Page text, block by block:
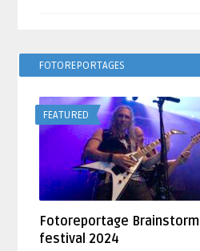
FOTOREPORTAGES
FEATURED
Fotoreportage Brainstorm
festival 2024